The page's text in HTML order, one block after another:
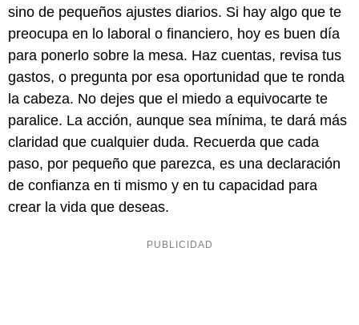
sino de pequeños ajustes diarios. Si hay algo que te
preocupa en lo laboral o financiero, hoy es buen día
para ponerlo sobre la mesa. Haz cuentas, revisa tus
gastos, o pregunta por esa oportunidad que te ronda
la cabeza. No dejes que el miedo a equivocarte te
paralice. La acción, aunque sea mínima, te dará más
claridad que cualquier duda. Recuerda que cada
paso, por pequeño que parezca, es una declaración
de confianza en ti mismo y en tu capacidad para
crear la vida que deseas.